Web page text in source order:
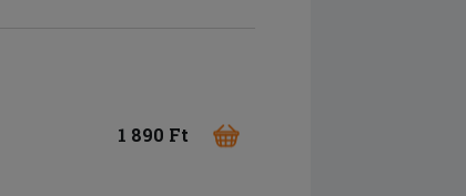
1 890 Ft